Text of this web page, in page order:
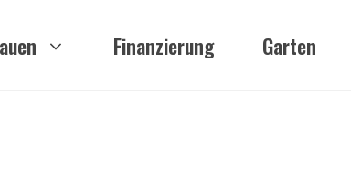
Finanzierung Garten